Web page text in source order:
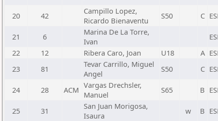
20 42
Campillo Lopez,
Ricardo Bienaventu
S50 C
21 6
Marina De La Torre,
Ivan
22
12 Ribera Caro, Joan U18 A
23
81
Tevar Carrillo, Miguel
Angel
S50 C
24 28 ACM Vargas Drechsler,
Manuel
S65 B
25 31
San Juan Morigosa,
Isaura
w B